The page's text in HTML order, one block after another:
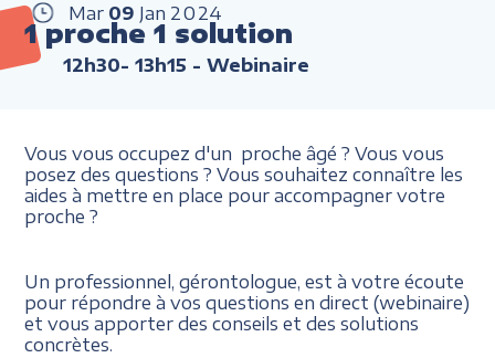
Mar 09 Jan 2024
1 proche 1 solution
12h30- 13h15 - Webinaire
Vous vous occupez d'un proche âgé ? Vous vous
posez des questions ? Vous souhaitez connaître les
aides à mettre en place pour accompagner votre
proche ?
Un professionnel, gérontologue, est à votre écoute
pour répondre à vos questions en direct (webinaire)
et vous apporter des conseils et des solutions
concrètes.